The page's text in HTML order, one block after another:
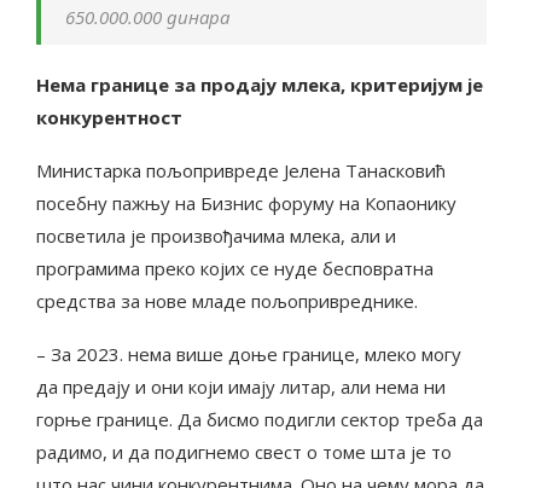
650.000.000 динара
Нема границе за продају млека, критеријум је
конкурентност
Министарка пољопривреде Јелена Танасковић
посебну пажњу на Бизнис форуму на Копаонику
посветила је произвођачима млека, али и
програмима преко којих се нуде бесповратна
средства за нове младе пољопривреднике.
– За 2023. нема више доње границе, млеко могу
да предају и они који имају литар, али нема ни
горње границе. Да бисмо подигли сектор треба да
радимо, и да подигнемо свест о томе шта је то